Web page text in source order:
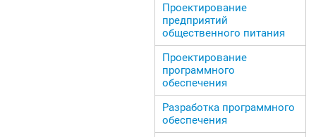
Проектирование
предприятий
общественного питания
Проектирование
программного
обеспечения
Разработка программного
обеспечения